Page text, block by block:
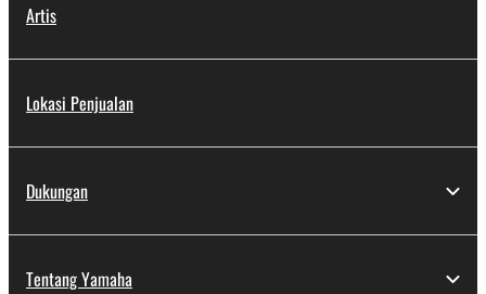
Artis
Lokasi Penjualan
Dukungan
Tentang Yamaha